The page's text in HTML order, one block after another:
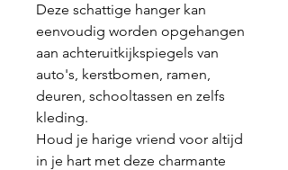
Deze schattige hanger kan
eenvoudig worden opgehangen
aan achteruitkijkspiegels van
auto's, kerstbomen, ramen,
deuren, schooltassen en zelfs
kleding.
Houd je harige vriend voor altijd
in je hart met deze charmante